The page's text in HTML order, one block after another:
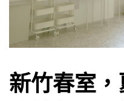
新竹春室